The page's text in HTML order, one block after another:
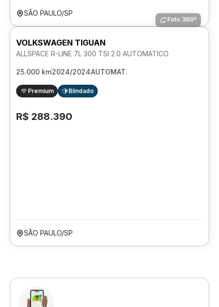
SÃO PAULO/SP
Foto 360º
VOLKSWAGEN TIGUAN
ALLSPACE R-LINE 7L 300 TSI 2.0 AUTOMATICO
25.000 km2024/2024AUTOMAT.
Premium Blindado
R$ 288.390
SÃO PAULO/SP